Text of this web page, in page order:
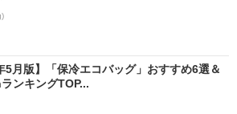
5月版】「保冷エコバッグ」おすすめ6選＆
ンキングTOP...